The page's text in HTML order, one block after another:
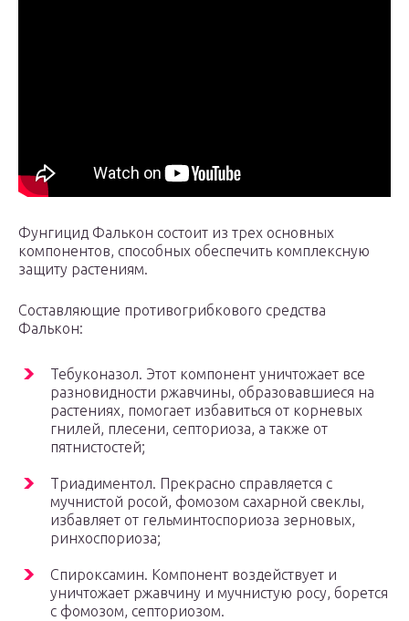
Фунгицид Фалькон состоит из трех основных
компонентов, способных обеспечить комплексную
защиту растениям.
Составляющие противогрибкового средства
Фалькон:
Тебуконазол. Этот компонент уничтожает все
разновидности ржавчины, образовавшиеся на
растениях, помогает избавиться от корневых
гнилей, плесени, септориоза, а также от
пятнистостей;
Триадиментол. Прекрасно справляется с
мучнистой росой, фомозом сахарной свеклы,
избавляет от гельминтоспориоза зерновых,
ринхоспориоза;
Спироксамин. Компонент воздействует и
уничтожает ржавчину и мучнистую росу, борется
с фомозом, септориозом.